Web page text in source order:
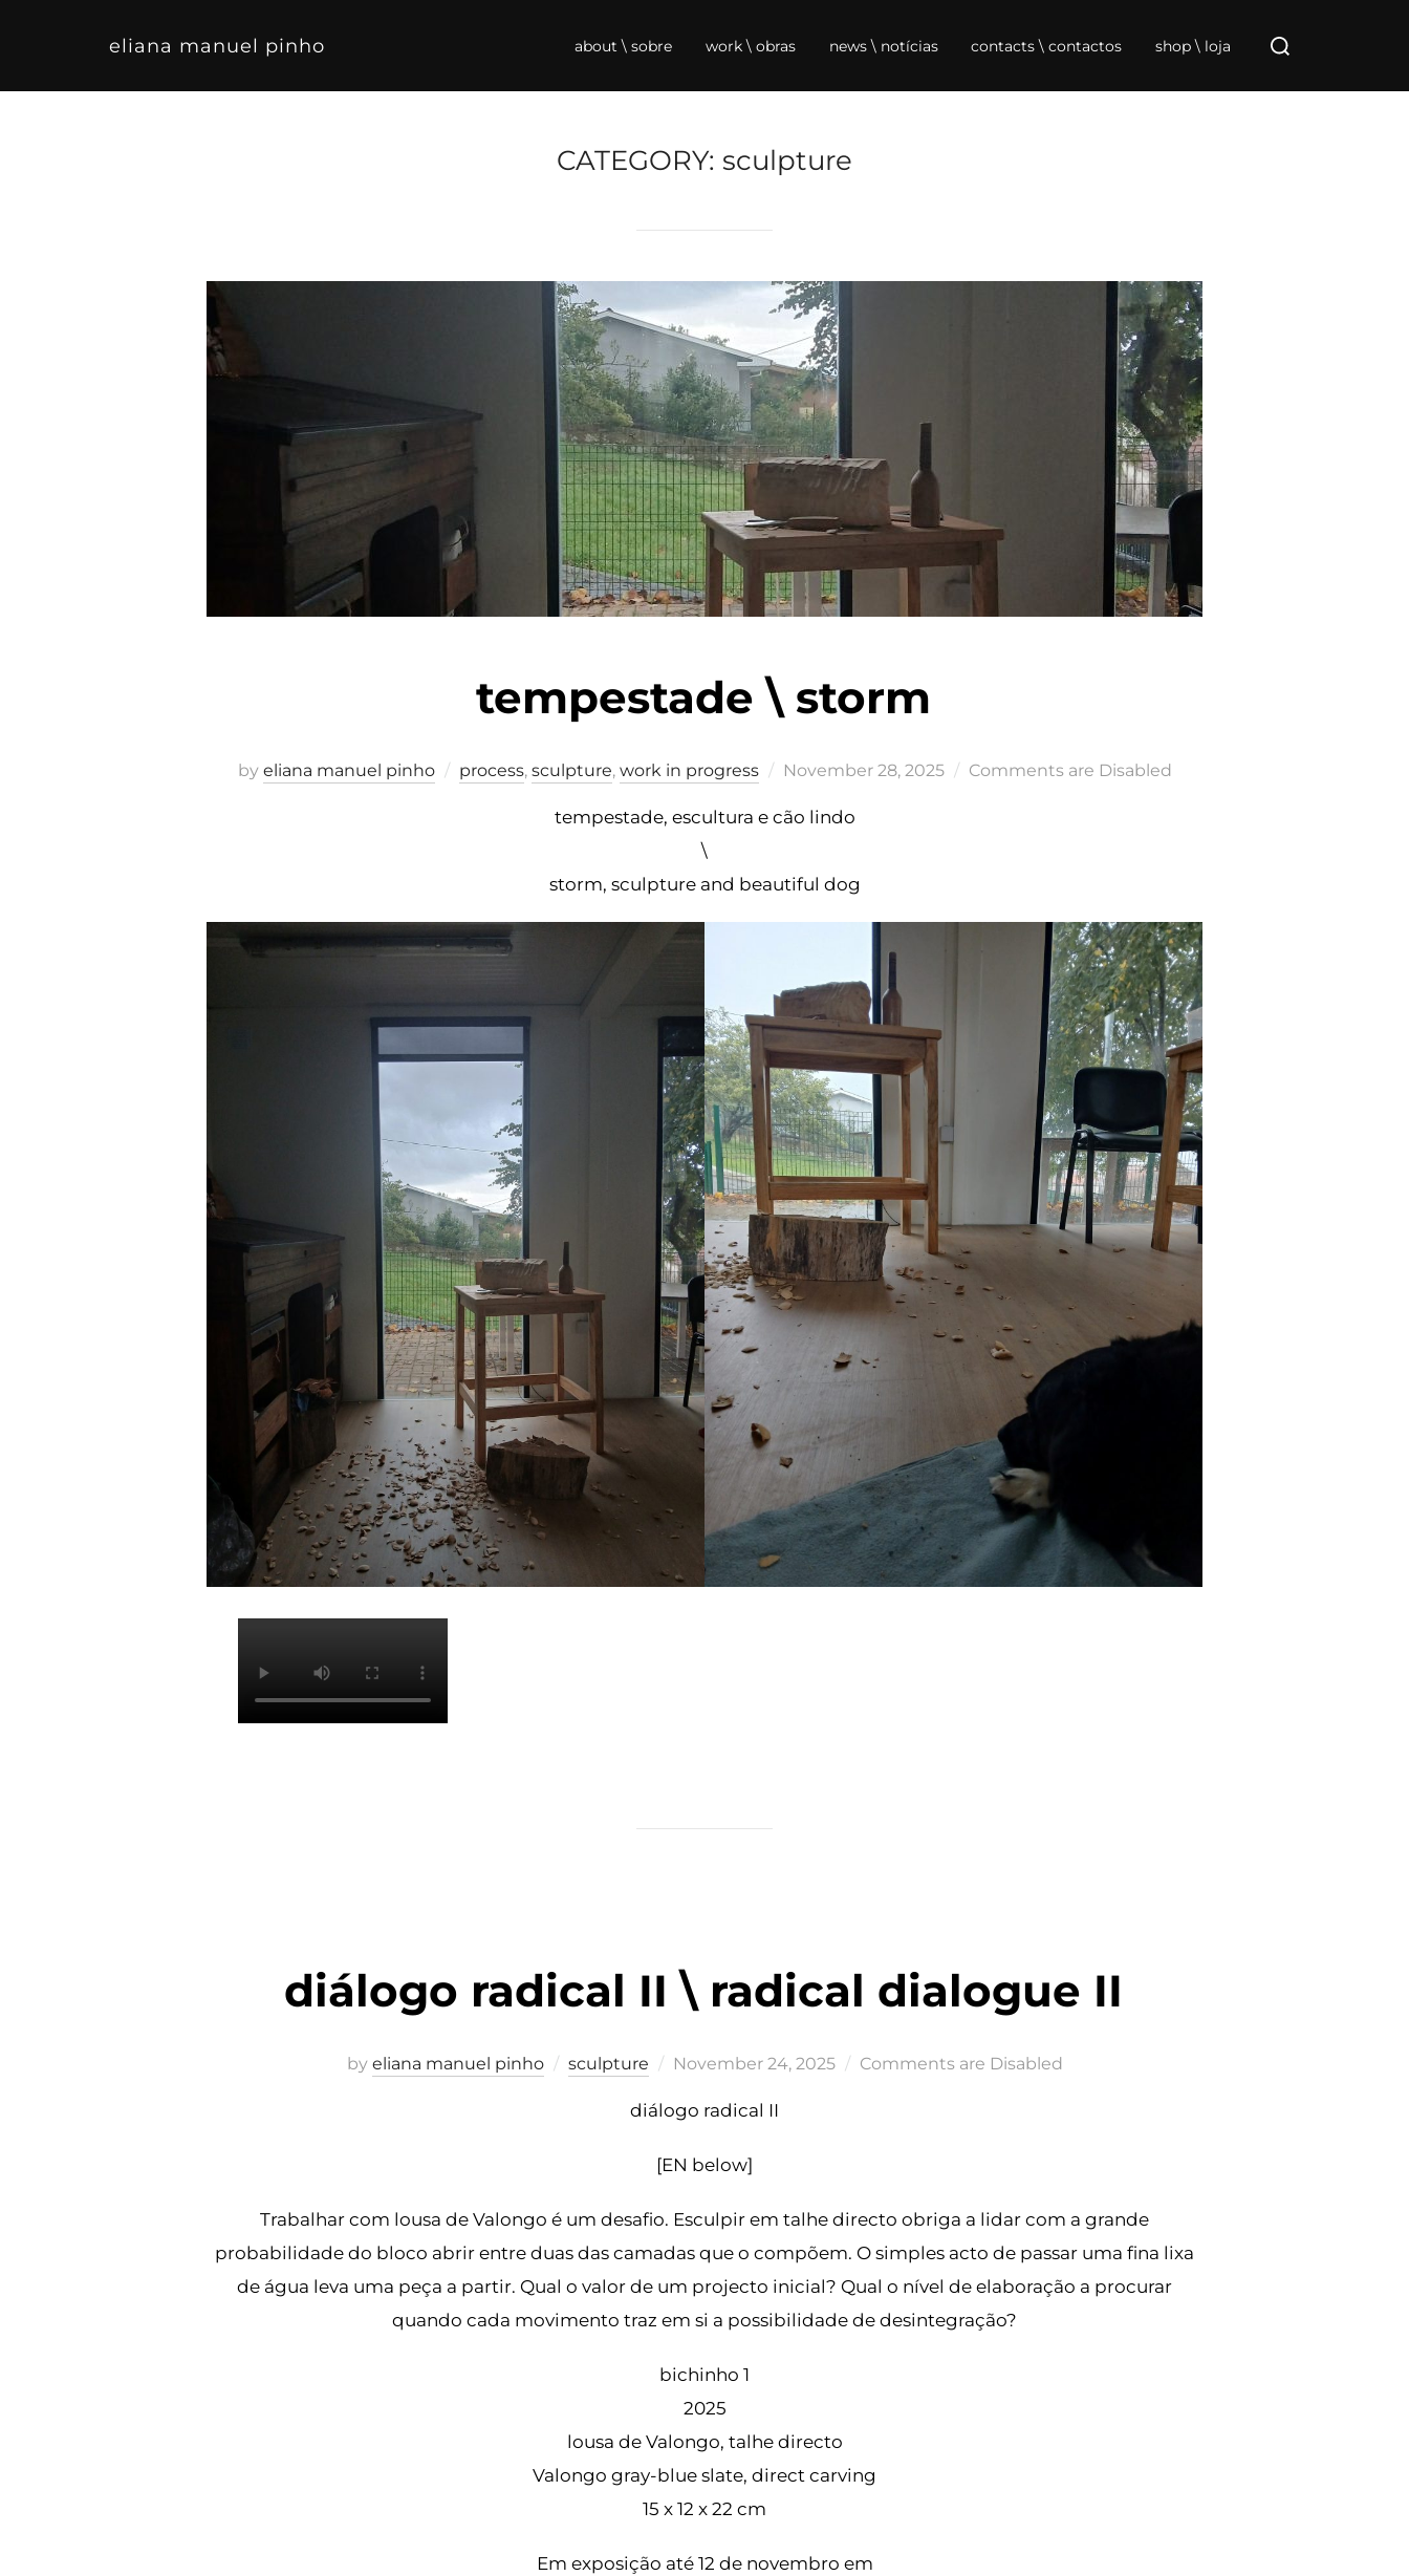
eliana manuel pinho about \ sobre work \ obras news \ notícias contacts \ contactos shop \ loja
for:
CATEGORY: sculpture
tempestade \ storm
by eliana manuel pinho process, sculpture, work in progress
Posted
November 28, 2025 Comments are Disabled
tempestade, escultura e cão lindo
\
storm, sculpture and beautiful dog
diálogo radical II \ radical dialogue II
by eliana manuel pinho sculpture
Posted
November 24, 2025 Comments are Disabled
diálogo radical II
[EN below]
Trabalhar com lousa de Valongo é um desafio. Esculpir em talhe directo obriga a lidar com a grande
probabilidade do bloco abrir entre duas das camadas que o compõem. O simples acto de passar uma fina lixa
de água leva uma peça a partir. Qual o valor de um projecto inicial? Qual o nível de elaboração a procurar
quando cada movimento traz em si a possibilidade de desintegração?
bichinho 1
2025
lousa de Valongo, talhe directo
Valongo gray-blue slate, direct carving
15 x 12 x 22 cm
Em exposição até 12 de novembro em